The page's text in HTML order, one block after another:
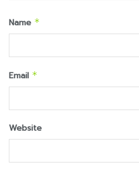
Name *
Email *
Website